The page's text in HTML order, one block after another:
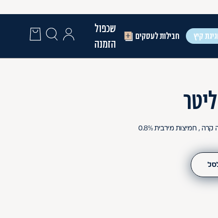
קיץ חבילות לעסקים
שכפול
הזמנה
, חמיצות מירבית 0.8%